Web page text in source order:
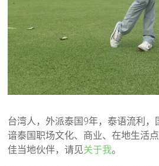
台湾人，外派泰国9年，泰语流利，
谙泰国职场文化、商业、在地生活
佳当地伙伴，请见关于我。